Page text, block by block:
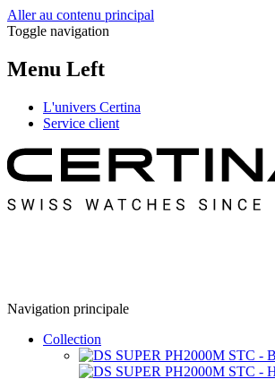
Aller au contenu principal
Toggle navigation
Menu Left
L'univers Certina
Service client
Navigation principale
Collection